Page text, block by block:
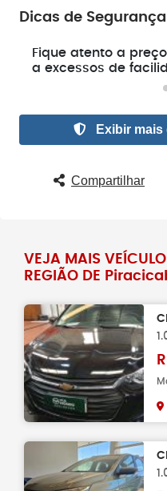
Dicas de Segurança
Fique atento a
a excessos de
Exibir
Compartilhar
VEJA MAIS
REGIÃO DE